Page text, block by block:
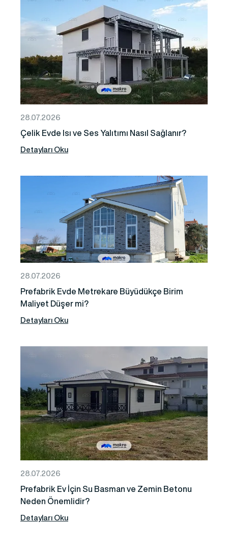
28.07.2026
Çelik Evde Isı ve Ses Yalıtımı Nasıl Sağlanır?
Detayları Oku
28.07.2026
Prefabrik Evde Metrekare Büyüdükçe Birim
Maliyet Düşer mi?
Detayları Oku
28.07.2026
Prefabrik Ev İçin Su Basman ve Zemin Betonu
Neden Önemlidir?
Detayları Oku